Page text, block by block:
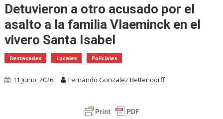
Detuvieron a otro acusado por el
asalto a la familia Vlaeminck en el
vivero Santa Isabel
Destacadas Locales Policiales
11 Junio, 2026 Fernando Gonzalez Bettendorff